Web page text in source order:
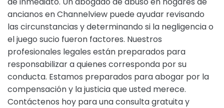
ancianos en Channelview puede ayudar revisando
las circunstancias y determinando si la negligencia o
el juego sucio fueron factores. Nuestros
profesionales legales están preparados para
responsabilizar a quienes corresponda por su
conducta. Estamos preparados para abogar por la
compensación y la justicia que usted merece.
Contáctenos hoy para una consulta gratuita y